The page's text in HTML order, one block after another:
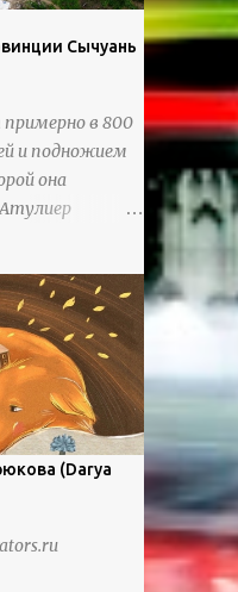
Сычуань
в 800
и подножием
она
которой
и
2016 года
Клифф
лестницами
и
деревни
от подножия
до 4 часов.
(Darya